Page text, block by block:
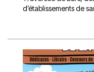
d’établissements de